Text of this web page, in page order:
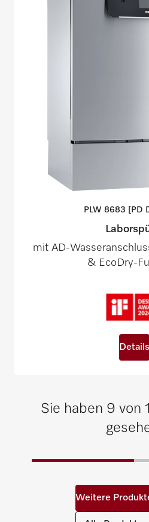
PLW 8683 [PD
mit AD-
& EcoDry-
Details
Sie haben 9 von
Weitere